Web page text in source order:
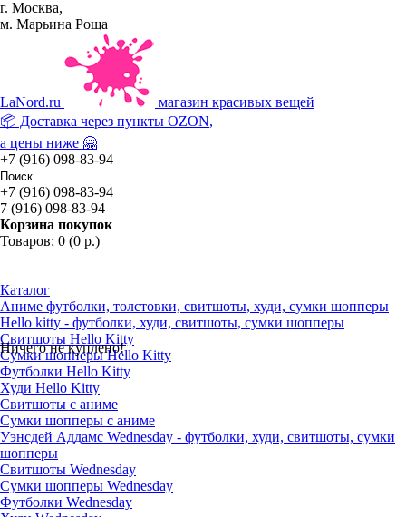
г. Москва,
м. Марьина Роща
LaNord.ru
магазин красивых вещей
📦 Доставка через пункты OZON,
а цены ниже 🤗
+7 (916) 098-83-94
+7 (916) 098-83-94
7 (916) 098-83-94
Корзина покупок
Товаров: 0 (0 р.)
Ничего не куплено!
Каталог
Аниме футболки, толстовки, свитшоты, худи, сумки шопперы
Hello kitty - футболки, худи, свитшоты, сумки шопперы
Свитшоты Hello Kitty
Сумки шопперы Hello Kitty
Футболки Hello Kitty
Худи Hello Kitty
Свитшоты с аниме
Сумки шопперы с аниме
Уэнсдей Аддамс Wednesday - футболки, худи, свитшоты, сумки
шопперы
Свитшоты Wednesday
Сумки шопперы Wednesday
Футболки Wednesday